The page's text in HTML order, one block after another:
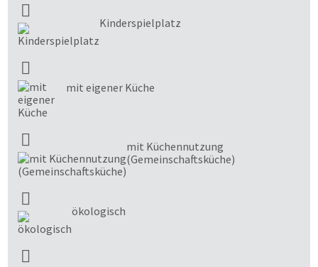
Kinderspielplatz
mit eigener Küche
mit Küchennutzung
(Gemeinschaftsküche)
ökologisch